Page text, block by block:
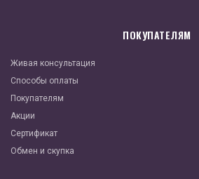
ПОКУПАТЕЛЯМ
Живая консультация
Способы оплаты
Покупателям
Акции
Сертификат
Обмен и скупка